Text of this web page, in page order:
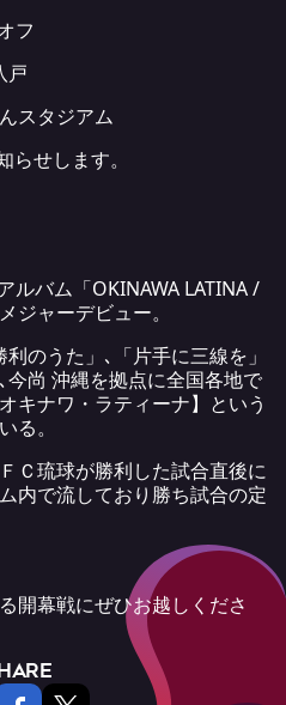
フ
戸
スタジアム
せします。
ルバム「OKINAWA LATINA /
ジャーデビュー。
のうた」､「片手に三線を」
尚 沖縄を拠点に全国各地で
キナワ・ラティーナ】という
る。
Ｃ琉球が勝利した試合直後に
内で流しており勝ち試合の定
開幕戦にぜひお越しくださ